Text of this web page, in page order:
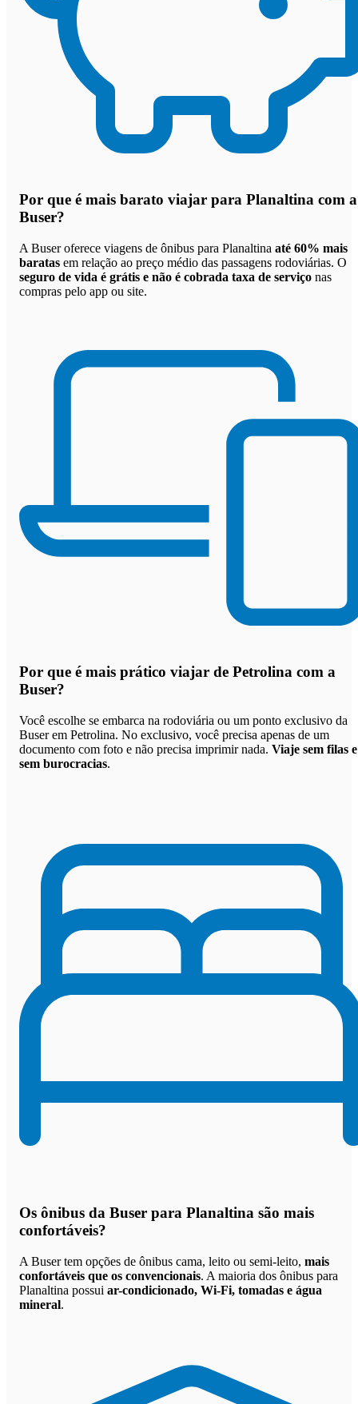
Por que é mais barato viajar para Planaltina com a
Buser?
A Buser oferece viagens de ônibus para Planaltina até 60% mais
baratas em relação ao preço médio das passagens rodoviárias. O
seguro de vida é grátis e não é cobrada taxa de serviço nas
compras pelo app ou site.
Por que é mais prático viajar de Petrolina com a
Buser?
Você escolhe se embarca na rodoviária ou um ponto exclusivo da
Buser em Petrolina. No exclusivo, você precisa apenas de um
documento com foto e não precisa imprimir nada. Viaje sem filas e
sem burocracias.
Os ônibus da Buser para Planaltina são mais
confortáveis?
A Buser tem opções de ônibus cama, leito ou semi-leito, mais
confortáveis que os convencionais. A maioria dos ônibus para
Planaltina possui ar-condicionado, Wi-Fi, tomadas e água
mineral.